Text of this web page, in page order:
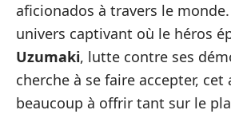
aficionados à travers le
univers captivant où le héros
Uzumaki, lutte contre ses
cherche à se faire accepter, cet
beaucoup à offrir tant sur le